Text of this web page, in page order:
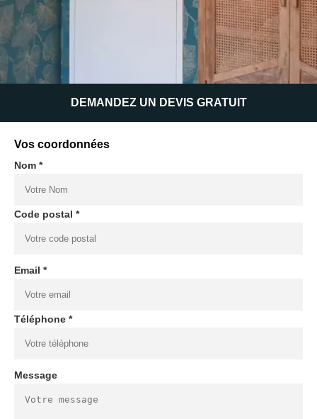
DEMANDEZ UN DEVIS GRATUIT
Vos coordonnées
Nom *
Code postal *
Email *
Téléphone *
Message